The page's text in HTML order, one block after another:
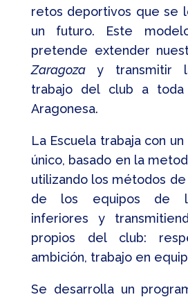
retos deportivos que se
un futuro. Este
pretende extender
Zaragozay transmitir
trabajo del club a toda
Aragonesa.
La Escuela trabaja con
único, basado en la
utilizando los métodos
de los equipos de
inferiores y
propios del club:
ambición, trabajo en
Se desarrolla un